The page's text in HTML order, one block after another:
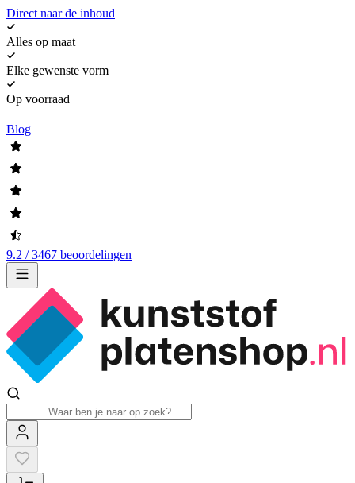
Direct naar de inhoud
Alles op maat
Elke gewenste vorm
Op voorraad
Blog
9.2 / 3467 beoordelingen